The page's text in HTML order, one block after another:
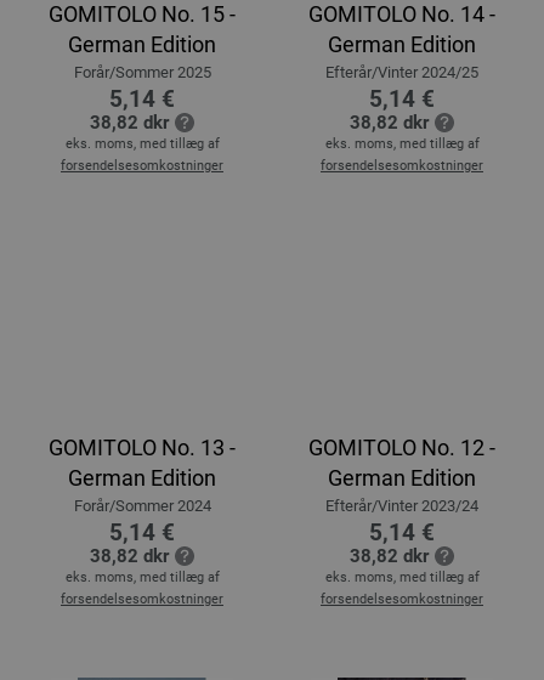
GOMITOLO No. 15 -
German Edition
Forår/Sommer 2025
5,14 €
38,82 dkr
eks. moms, med tillæg af
forsendelsesomkostninger
GOMITOLO No. 14 -
German Edition
Efterår/Vinter 2024/25
5,14 €
38,82 dkr
eks. moms, med tillæg af
forsendelsesomkostninger
GOMITOLO No. 13 -
German Edition
Forår/Sommer 2024
5,14 €
38,82 dkr
eks. moms, med tillæg af
forsendelsesomkostninger
GOMITOLO No. 12 -
German Edition
Efterår/Vinter 2023/24
5,14 €
38,82 dkr
eks. moms, med tillæg af
forsendelsesomkostninger